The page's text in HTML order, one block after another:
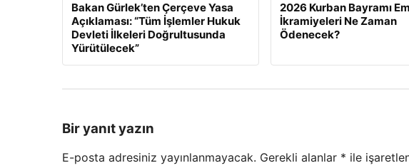
Bakan Gürlek’ten Çerçeve Yasa
Açıklaması: “Tüm İşlemler Hukuk
Devleti İlkeleri Doğrultusunda
Yürütülecek”
2026 Kurban Bayramı
İkramiyeleri Ne Zaman
Ödenecek?
Bir yanıt yazın
E-posta adresiniz yayınlanmayacak. Gerekli alanlar * ile